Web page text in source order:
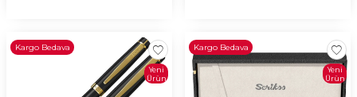
Kargo Bedava
Yeni
Ürün
Kargo Bedava
Yeni
Ürün